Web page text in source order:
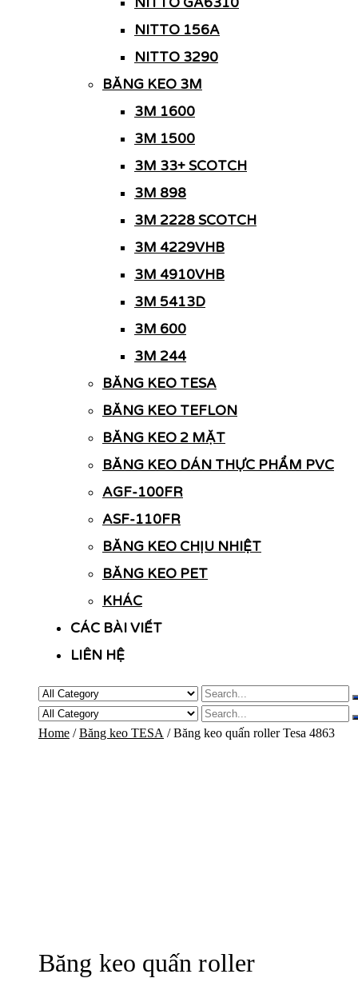
NITTO 156A
NITTO 3290
BĂNG KEO 3M
3M 1600
3M 1500
3M 33+ SCOTCH
3M 898
3M 2228 SCOTCH
3M 4229VHB
3M 4910VHB
3M 5413D
3M 600
3M 244
BĂNG KEO TESA
BĂNG KEO TEFLON
BĂNG KEO 2 MẶT
BĂNG KEO DÁN THỰC PHẨM PVC
AGF-100FR
ASF-110FR
BĂNG KEO CHỊU NHIỆT
BĂNG KEO PET
KHÁC
CÁC BÀI VIẾT
LIÊN HỆ
Home /Băng keo TESA / Băng keo quấn roller Tesa 4863
Băng keo quấn roller